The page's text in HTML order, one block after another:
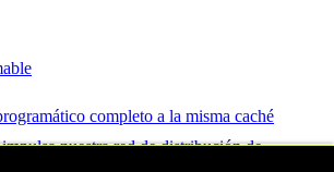
completo a la misma caché
nuestra red de distribución de